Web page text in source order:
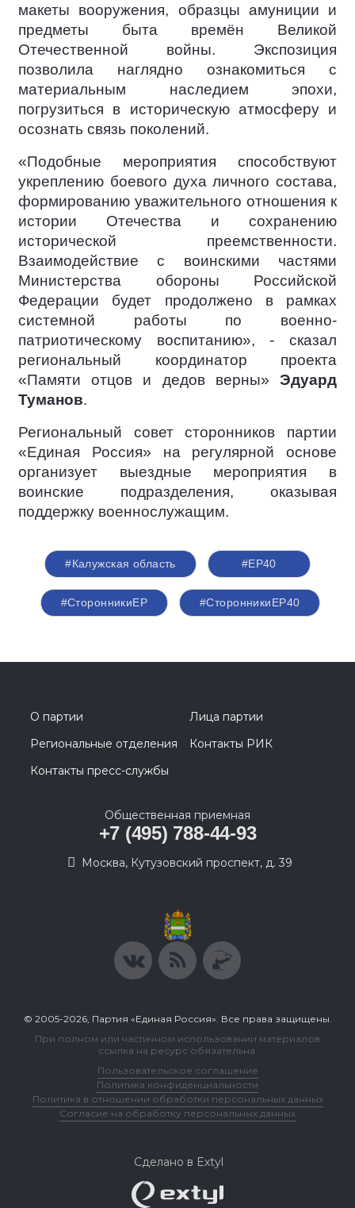
макеты вооружения, образцы амуниции и
предметы быта времён Великой
Отечественной войны. Экспозиция
позволила наглядно ознакомиться с
материальным наследием эпохи,
погрузиться в историческую атмосферу и
осознать связь поколений.
«Подобные мероприятия способствуют
укреплению боевого духа личного состава,
формированию уважительного отношения к
истории Отечества и сохранению
исторической преемственности.
Взаимодействие с воинскими частями
Министерства обороны Российской
Федерации будет продолжено в рамках
системной работы по военно-
патриотическому воспитанию», - сказал
региональный координатор проекта
«Памяти отцов и дедов верны» Эдуард
Туманов.
Региональный совет сторонников партии
«Единая Россия» на регулярной основе
организует выездные мероприятия в
воинские подразделения, оказывая
поддержку военнослужащим.
#Калужская область #ЕР40
#СторонникиЕР #СторонникиЕР40
О партии
Лица партии
Региональные отделения
Контакты РИК
Контакты пресс-службы
Общественная приемная
+7 (495) 788-44-93
Москва, Кутузовский проспект, д. 39
© 2005-2026, Партия «Единая Россия». Все права защищены.
При полном или частичном использовании материалов
ссылка на ресурс обязательна.
Пользовательское соглашение
Политика конфиденциальности
Политика в отношении обработки персональных данных
Согласие на обработку персональных данных
Сделано в Extyl